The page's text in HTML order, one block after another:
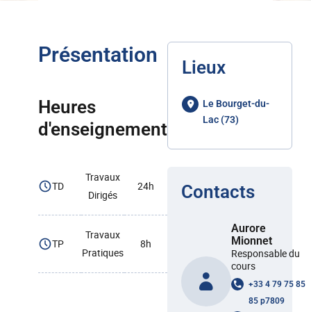
Présentation
Heures
d'enseignement
TD
Travaux
Dirigés
24h
TP
Travaux
Pratiques
8h
Lieux
Le Bourget-du-
Lac (73)
Contacts
Aurore
Mionnet
Responsable du
cours
+33 4 79 75 85
85 p7809